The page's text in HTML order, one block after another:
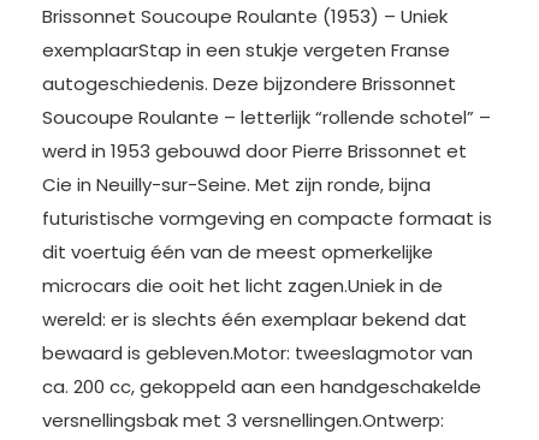
Brissonnet Soucoupe Roulante (1953) – Uniek
exemplaarStap in een stukje vergeten Franse
autogeschiedenis. Deze bijzondere Brissonnet
Soucoupe Roulante – letterlijk “rollende schotel” –
werd in 1953 gebouwd door Pierre Brissonnet et
Cie in Neuilly-sur-Seine. Met zijn ronde, bijna
futuristische vormgeving en compacte formaat is
dit voertuig één van de meest opmerkelijke
microcars die ooit het licht zagen.Uniek in de
wereld: er is slechts één exemplaar bekend dat
bewaard is gebleven.Motor: tweeslagmotor van
ca. 200 cc, gekoppeld aan een handgeschakelde
versnellingsbak met 3 versnellingen.Ontwerp: